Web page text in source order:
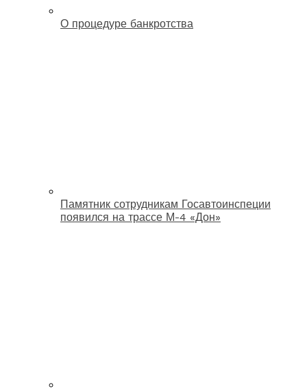
О процедуре банкротства
Памятник сотрудникам Госавтоинспеции
появился на трассе М-4 «Дон»